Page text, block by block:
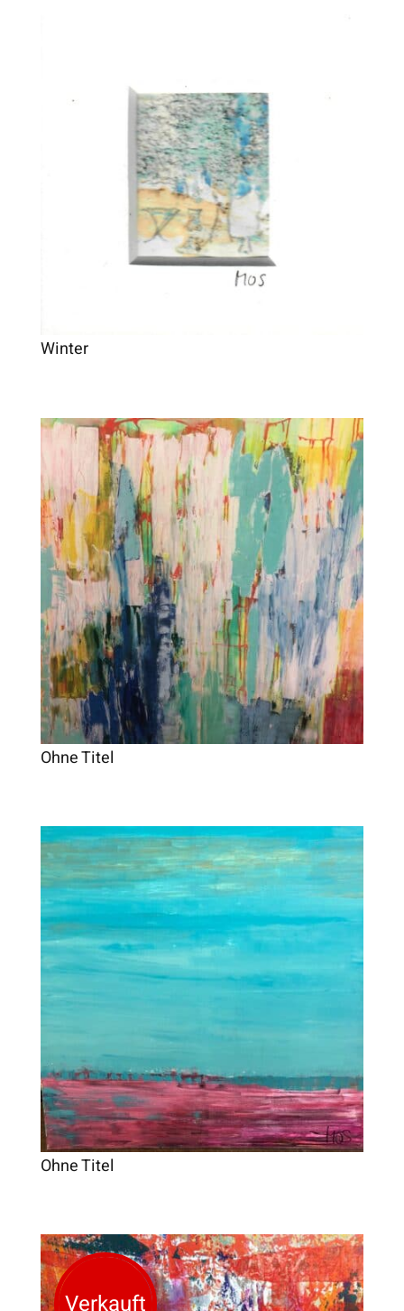
Winter
Ohne Titel
Ohne Titel
Verkauft